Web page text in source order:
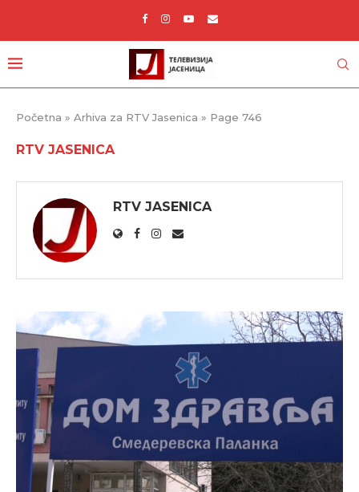
Početna » Arhiva za RTV Jasenica » Page 746
RTV JASENICA
RTV JASENICA